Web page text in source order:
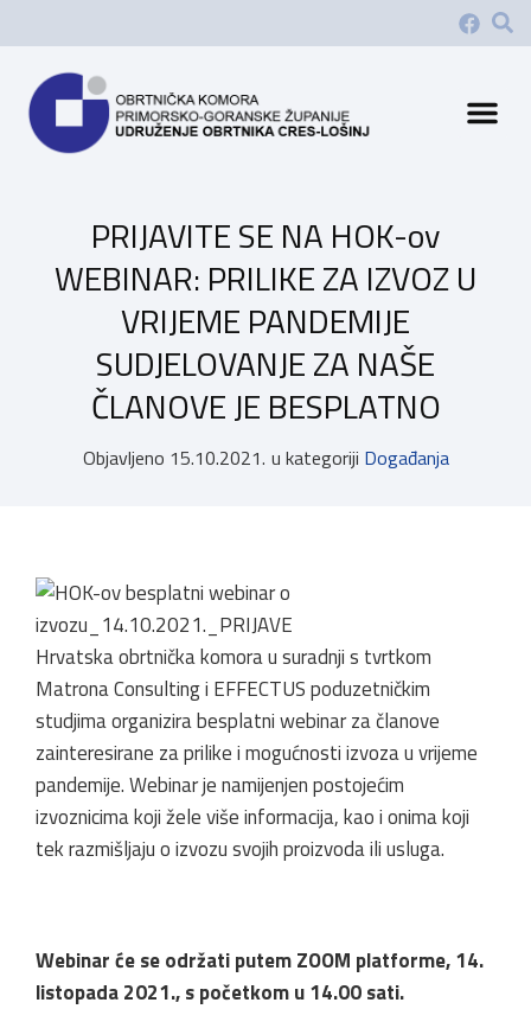
PRIJAVITE SE NA HOK-ov
WEBINAR: PRILIKE ZA IZVOZ U
VRIJEME PANDEMIJE
SUDJELOVANJE ZA NAŠE
ČLANOVE JE BESPLATNO
Objavljeno 15.10.2021. u kategoriji Događanja
Hrvatska obrtnička komora u suradnji s tvrtkom
Matrona Consulting i EFFECTUS poduzetničkim
studjima organizira besplatni webinar za članove
zainteresirane za prilike i mogućnosti izvoza u vrijeme
pandemije. Webinar je namijenjen postojećim
izvoznicima koji žele više informacija, kao i onima koji
tek razmišljaju o izvozu svojih proizvoda ili usluga.
Webinar će se održati putem ZOOM platforme, 14.
listopada 2021., s početkom u 14.00 sati.